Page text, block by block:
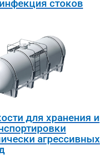
стоков
для хранения и
агрессивных